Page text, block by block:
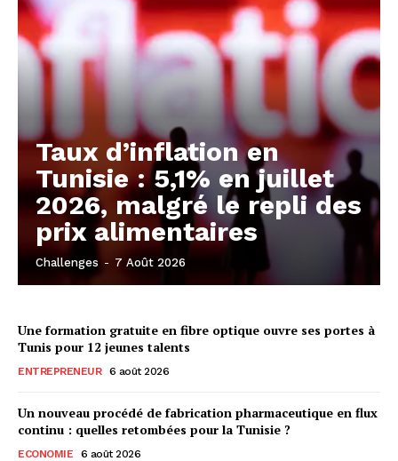
Taux d’inflation en
Tunisie : 5,1% en juillet
2026, malgré le repli des
prix alimentaires
Challenges - 7 Août 2026
Une formation gratuite en fibre optique ouvre ses portes à
Tunis pour 12 jeunes talents
ENTREPRENEUR 6 août 2026
Un nouveau procédé de fabrication pharmaceutique en flux
continu : quelles retombées pour la Tunisie ?
ECONOMIE 6 août 2026